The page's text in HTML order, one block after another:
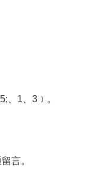
、1、3﹞。
言。